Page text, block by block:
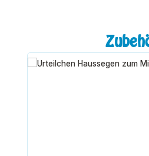
Produktgalerie überspringen